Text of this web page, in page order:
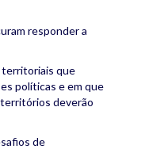
responder a
territoriais que
políticas e em que
deverão
de